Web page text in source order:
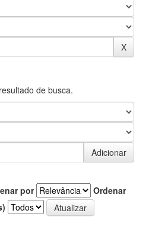
de busca.
por
Ordenar